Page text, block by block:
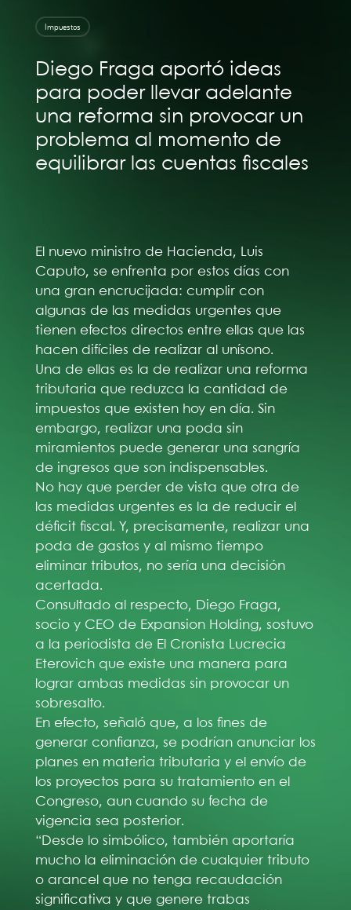
Impuestos
Diego Fraga aportó ideas
para poder llevar adelante
una reforma sin provocar un
problema al momento de
equilibrar las cuentas fiscales
El nuevo ministro de Hacienda, Luis
Caputo, se enfrenta por estos días con
una gran encrucijada: cumplir con
algunas de las medidas urgentes que
tienen efectos directos entre ellas que las
hacen difíciles de realizar al unísono.
Una de ellas es la de realizar una reforma
tributaria que reduzca la cantidad de
impuestos que existen hoy en día. Sin
embargo, realizar una poda sin
miramientos puede generar una sangría
de ingresos que son indispensables.
No hay que perder de vista que otra de
las medidas urgentes es la de reducir el
déficit fiscal. Y, precisamente, realizar una
poda de gastos y al mismo tiempo
eliminar tributos, no sería una decisión
acertada.
Consultado al respecto, Diego Fraga,
socio y CEO de Expansion Holding, sostuvo
a la periodista de El Cronista Lucrecia
Eterovich que existe una manera para
lograr ambas medidas sin provocar un
sobresalto.
En efecto, señaló que, a los fines de
generar confianza, se podrían anunciar los
planes en materia tributaria y el envío de
los proyectos para su tratamiento en el
Congreso, aun cuando su fecha de
vigencia sea posterior.
“Desde lo simbólico, también aportaría
mucho la eliminación de cualquier tributo
o arancel que no tenga recaudación
significativa y que genere trabas